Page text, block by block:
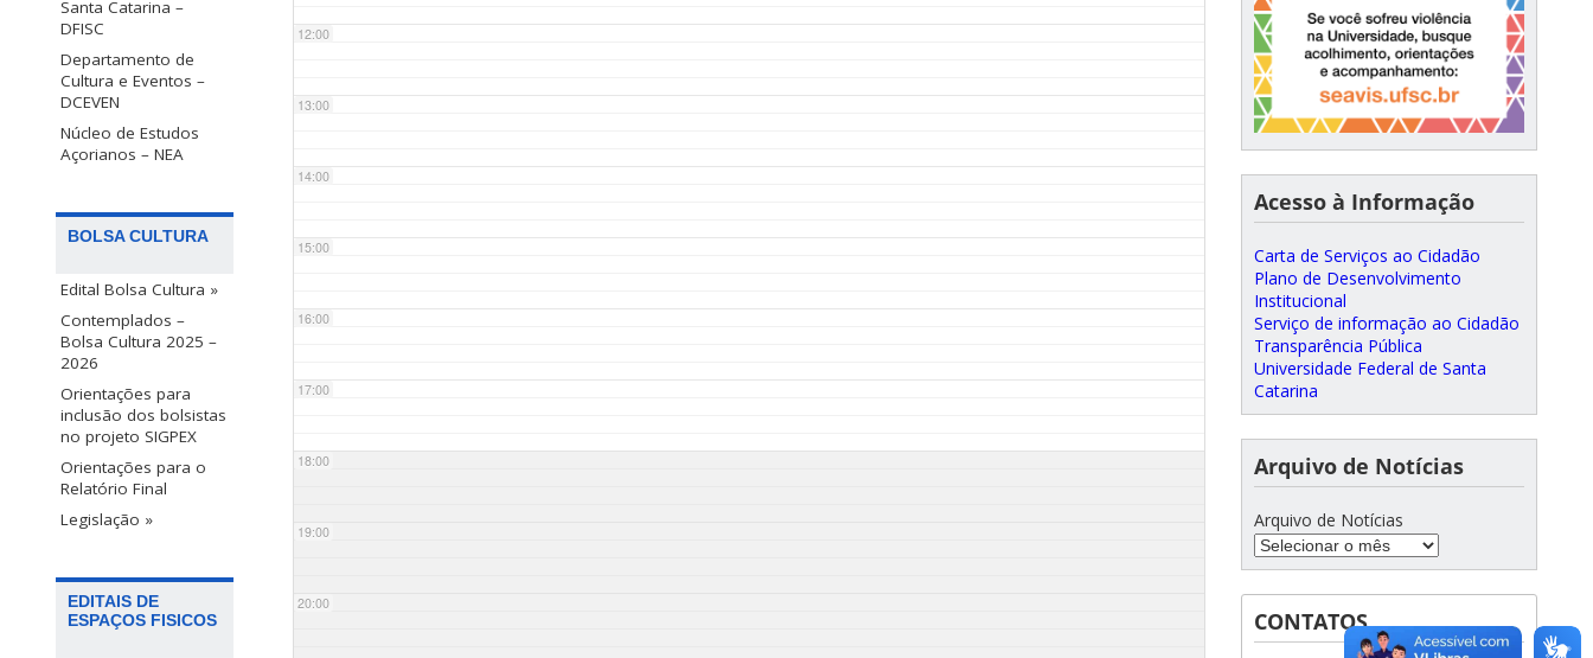
Santa Catarina –
DFISC
Departamento de
Cultura e Eventos –
DCEVEN
Núcleo de Estudos
Açorianos – NEA
BOLSA CULTURA
Edital Bolsa Cultura »
Contemplados –
Bolsa Cultura 2025 –
2026
Orientações para
inclusão dos bolsistas
no projeto SIGPEX
Orientações para o
Relatório Final
Legislação »
EDITAIS DE
ESPAÇOS FISICOS
12:00
13:00
14:00
15:00
16:00
17:00
18:00
19:00
20:00
Acesso à Informação
Carta de Serviços ao Cidadão
Plano de Desenvolvimento
Institucional
Serviço de informação ao Cidadão
Transparência Pública
Universidade Federal de Santa
Catarina
Arquivo de Notícias
Arquivo de Notícias
CONTATOS